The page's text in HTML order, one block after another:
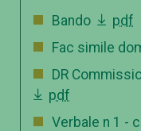
Bando
pdf
Fac simile
DR
pdf
Verbale n 1 -